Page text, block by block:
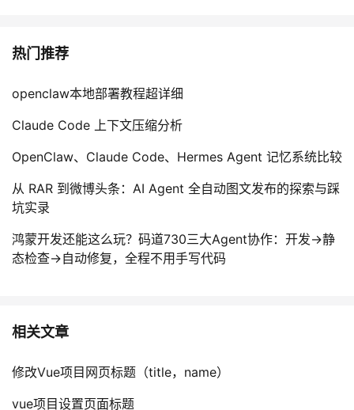
热门推荐
openclaw本地部署教程超详细
Claude Code 上下文压缩分析
OpenClaw、Claude Code、Hermes Agent 记忆系统比较
从 RAR 到微博头条：AI Agent 全自动图文发布的探索与踩
坑实录
鸿蒙开发还能这么玩？码道730三大Agent协作：开发→静
态检查→自动修复，全程不用手写代码
相关文章
修改Vue项目网页标题（title，name）
vue项目设置页面标题